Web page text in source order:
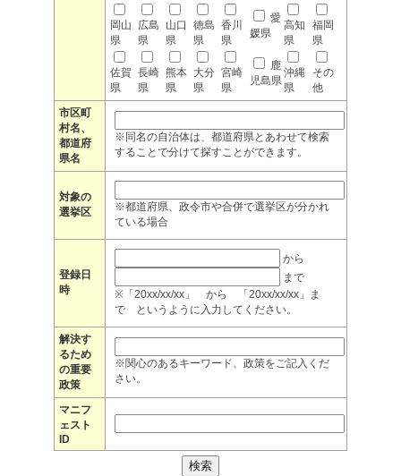
岡山
県
広島
県
山口
県
徳島
県
香川
県
愛
媛県
高知
県
福岡
県
佐賀
県
長崎
県
熊本
県
大分
県
宮崎
県
鹿
児島県
沖縄
県
その
他
市区町
村名、
都道府
県名
※同名の自治体は、都道府県とあわせて検索
することで分けて探すことができます。
対象の
選挙区
※都道府県、政令市や合併で選挙区が分かれ
ている場合
登録日
時
から
まで
※「20xx/xx/xx」 から 「20xx/xx/xx」ま
で というように入力してください。
解決す
るため
の重要
政策
※関心のあるキーワード、政策をご記入くだ
さい。
マニフ
ェスト
ID